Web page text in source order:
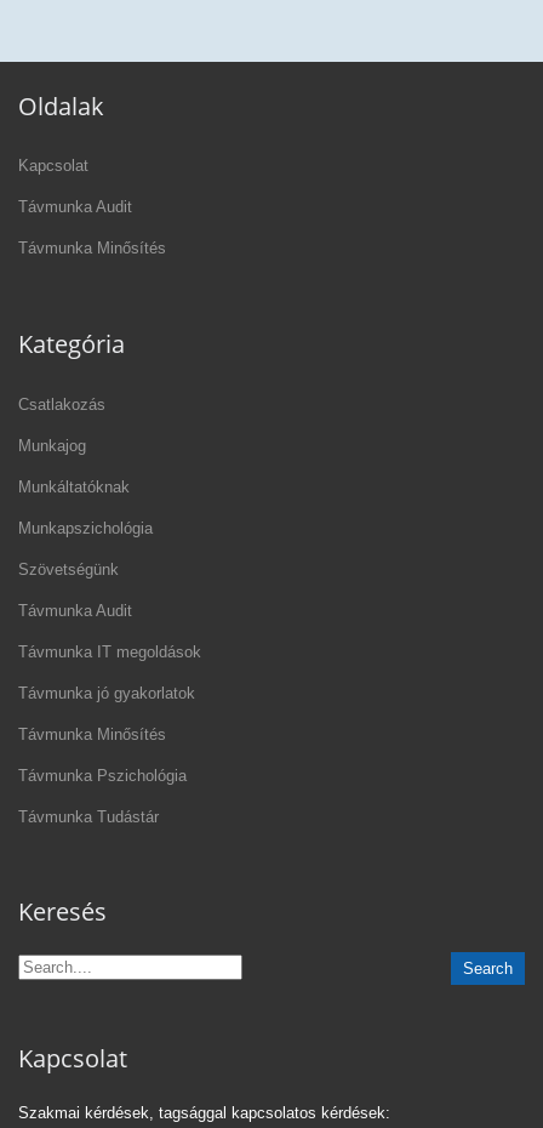
Oldalak
Kapcsolat
Távmunka Audit
Távmunka Minősítés
Kategória
Csatlakozás
Munkajog
Munkáltatóknak
Munkapszichológia
Szövetségünk
Távmunka Audit
Távmunka IT megoldások
Távmunka jó gyakorlatok
Távmunka Minősítés
Távmunka Pszichológia
Távmunka Tudástár
Keresés
Kapcsolat
Szakmai kérdések, tagsággal kapcsolatos kérdések: